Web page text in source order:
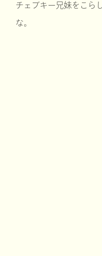
チェブキー兄妹をこら
な。